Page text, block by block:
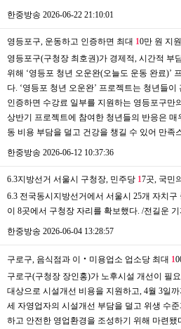
한중방송 2026-06-22 21:10:01
영등포구, 운동하고 인증하면 최대 10만 원 지원
영등포구(구청장 최호권)가 경제적, 시간적 부
위해 ‘영등포 청년 오운완(오늘도 운동 완료)’
다. ‘영등포 청년 오운완’ 프로젝트는 청년들
인증하면 수강료 일부를 지원하는 영등포구만
상반기 프로젝트에 참여한 청년들의 반응은 매
동 비용 부담을 덜고 건강을 챙길 수 있어 만족
한중방송 2026-06-12 10:37:36
6.3지방선거 서울시 구청장, 민주당 17곳, 국민
6.3 전국동시지방선거에서 서울시 25개 자치
이 8곳에서 구청장 자리를 확보했다. /전길운
한중방송 2026-06-04 13:28:57
구로구, 음식점과 이‧미용업소 업소당 최대 1
구로구(구청장 장인홍)가 노후시설 개선이 필
대상으로 시설개선 비용을 지원하고, 4월 3일
세 자영업자의 시설개선 부담을 덜고 위생 수
하고 안전한 영업환경을 조성하기 위해 마련됐